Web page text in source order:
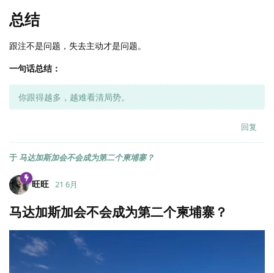
总结
跟注不是问题，失去主动才是问题。
一句话总结：
你跟得越多，越难看清局势。
回复
于 马达加斯加会不会成为第二个柬埔寨？
旺旺 21 6月
马达加斯加会不会成为第二个柬埔寨？